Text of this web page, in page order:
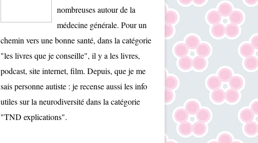
nombreuses autour de la
médecine générale. Pour un
chemin vers une bonne santé, dans la catégorie
"les livres que je conseille", il y a les livres,
podcast, site internet, film. Depuis, que je me
sais personne autiste : je recense aussi les info
utiles sur la neurodiversité dans la catégorie
"TND explications".